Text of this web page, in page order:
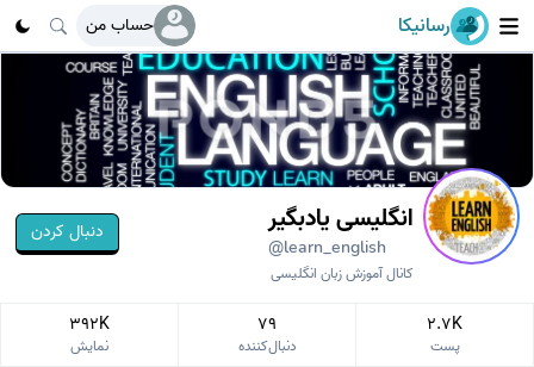
رسانیکا حساب من
انگلیسی یادبگیر
@learn_english
دنبال کردن
کانال آموزش زبان انگلیسی
2.7K
پست
79
دنبال‌کننده
392K
نمایش